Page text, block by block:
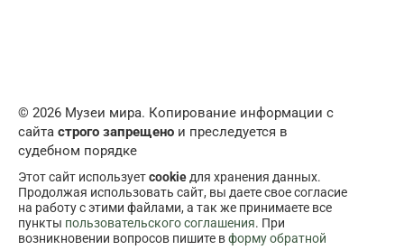
© 2026 Музеи мира. Копирование информации с
сайта строго запрещено и преследуется в
судебном порядке
Этот сайт используетcookie для хранения данных.
Продолжая использовать сайт, вы даете свое согласие
на работу с этими файлами, а так же принимаете все
пункты пользовательского соглашения. При
возникновении вопросов пишите вформу обратной